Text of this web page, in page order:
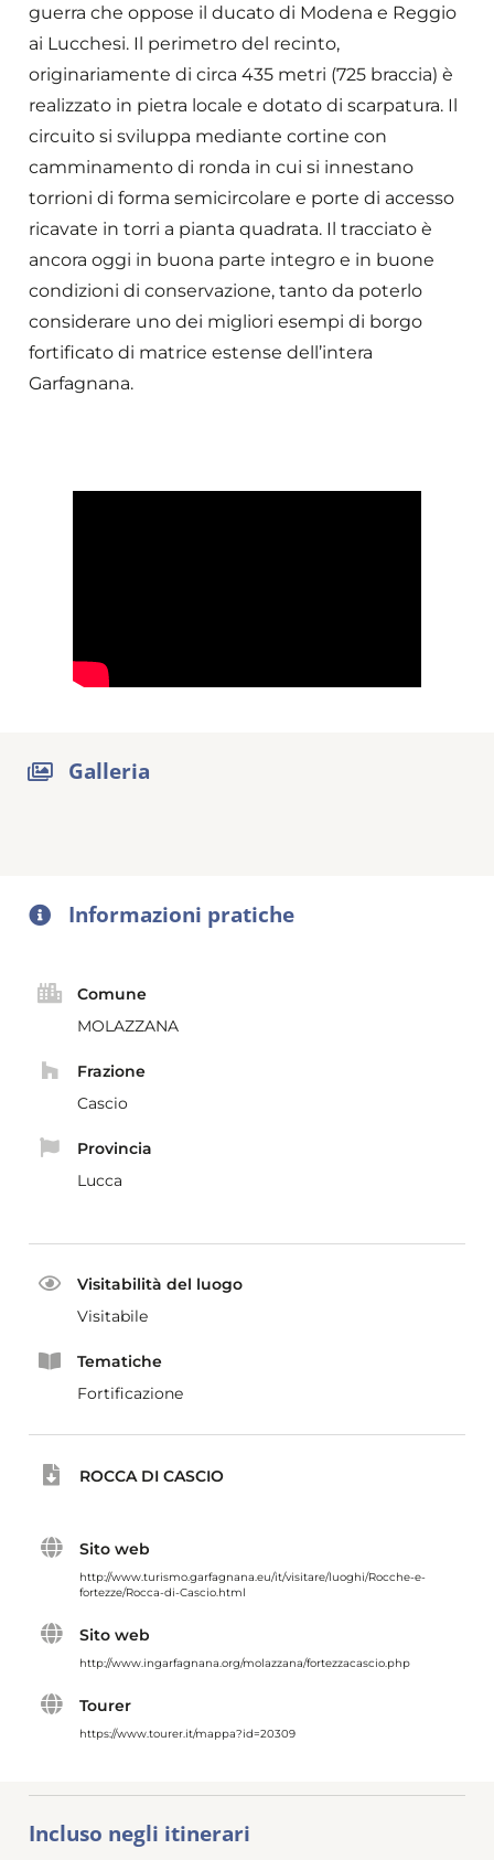
guerra che oppose il ducato di Modena e Reggio
ai Lucchesi. Il perimetro del recinto,
originariamente di circa 435 metri (725 braccia) è
realizzato in pietra locale e dotato di scarpatura. Il
circuito si sviluppa mediante cortine con
camminamento di ronda in cui si innestano
torrioni di forma semicircolare e porte di accesso
ricavate in torri a pianta quadrata. Il tracciato è
ancora oggi in buona parte integro e in buone
condizioni di conservazione, tanto da poterlo
considerare uno dei migliori esempi di borgo
fortificato di matrice estense dell’intera
Garfagnana.
Galleria
Informazioni pratiche
Comune
MOLAZZANA
Frazione
Cascio
Provincia
Lucca
Visitabilità del luogo
Visitabile
Tematiche
Fortificazione
ROCCA DI CASCIO
Sito web
http://www.turismo.garfagnana.eu/it/visitare/luoghi/Rocche-e-
fortezze/Rocca-di-Cascio.html
Sito web
http://www.ingarfagnana.org/molazzana/fortezzacascio.php
Tourer
https://www.tourer.it/mappa?id=20309
Incluso negli itinerari